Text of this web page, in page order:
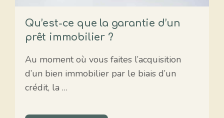
Qu’est-ce que la garantie d’un
prêt immobilier ?
Au moment où vous faites l’acquisition
d’un bien immobilier par le biais d’un
crédit, la …